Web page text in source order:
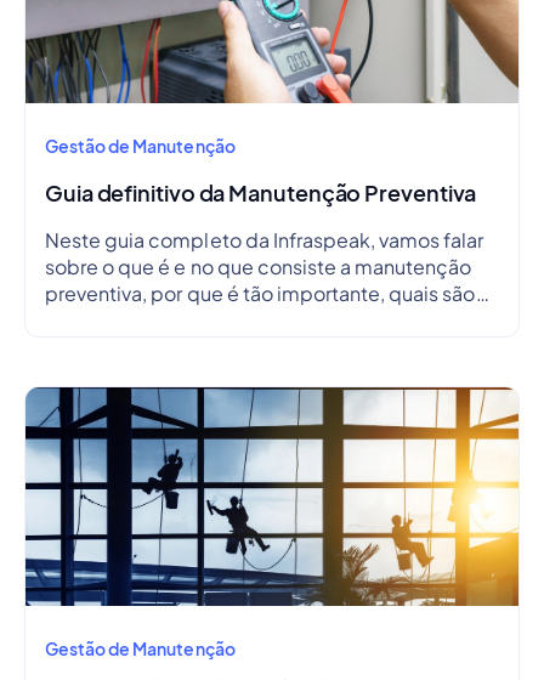
Gestão de Manutenção
Guia definitivo da Manutenção Preventiva
Neste guia completo da Infraspeak, vamos falar
sobre o que é e no que consiste a manutenção
preventiva, por que é tão importante, quais são
Gestão de Manutenção